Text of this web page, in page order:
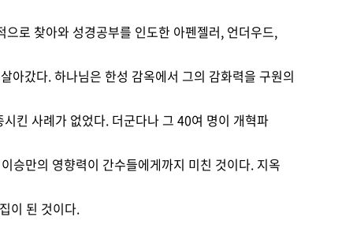
로 찾아와 성경공부를 인도한 아펜젤러, 언더우드,
아갔다. 하나님은 한성 감옥에서 그의 감화력을 구원의
킨 사례가 없었다. 더군다나 그 40여 명이 개혁파
승만의 영향력이 간수들에게까지 미친 것이다. 지옥
이 된 것이다.